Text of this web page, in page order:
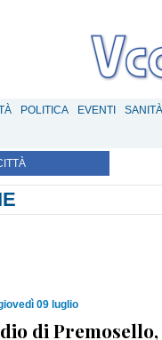
POLITICA EVENTI SANITÀ
09 luglio
di